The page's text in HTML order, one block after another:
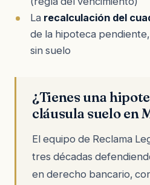
La recalculación del
de la hipoteca
sin suelo
¿Tienes una
cláusula suelo en
El equipo de Reclama
tres décadas
en derecho bancario,